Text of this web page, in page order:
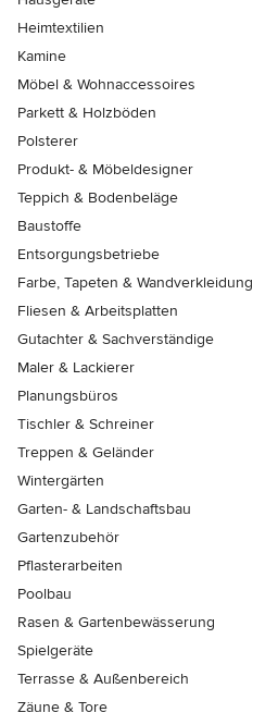
Heimtextilien
Kamine
Möbel & Wohnaccessoires
Parkett & Holzböden
Polsterer
Produkt- & Möbeldesigner
Teppich & Bodenbeläge
Baustoffe
Entsorgungsbetriebe
Farbe, Tapeten & Wandverkleidung
Fliesen & Arbeitsplatten
Gutachter & Sachverständige
Maler & Lackierer
Planungsbüros
Tischler & Schreiner
Treppen & Geländer
Wintergärten
Garten- & Landschaftsbau
Gartenzubehör
Pflasterarbeiten
Poolbau
Rasen & Gartenbewässerung
Spielgeräte
Terrasse & Außenbereich
Zäune & Tore